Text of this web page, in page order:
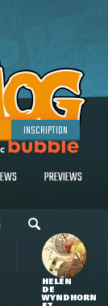
INSCRIPTION
PREVIEWS
HELEN
DE
WYNDHORN